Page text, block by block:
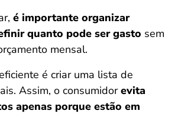
é importante organizar
quanto pode ser gasto sem
mensal.
é criar uma lista de
Assim, o consumidorevita
apenas porque estão em